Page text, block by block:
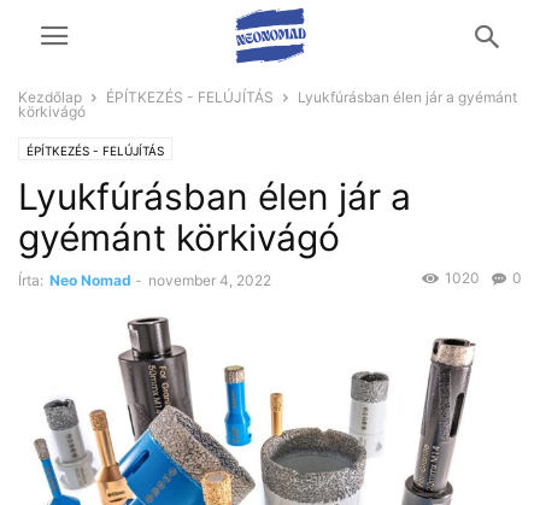
Kezdőlap ÉPÍTKEZÉS - FELÚJÍTÁS
Lyukfúrásban élen jár a gyémánt
körkivágó
ÉPÍTKEZÉS - FELÚJÍTÁS
Lyukfúrásban élen jár a
gyémánt körkivágó
Írta: Neo Nomad - november 4, 2022 0
1020